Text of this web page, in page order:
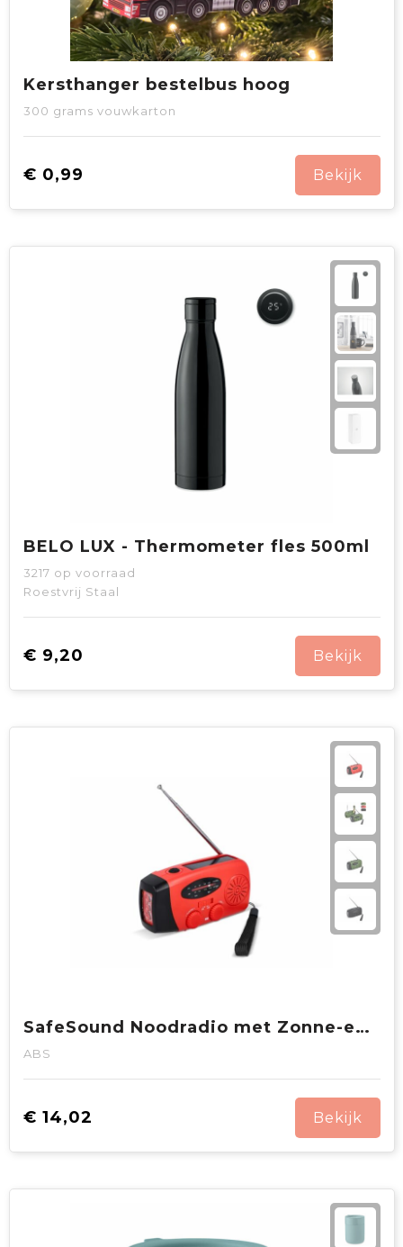
Kersthanger bestelbus hoog
300 grams vouwkarton
€ 0,99 Bekijk
BELO LUX - Thermometer fles 500ml
3217 op voorraad
Roestvrij Staal
€ 9,20 Bekijk
SafeSound Noodradio met Zonne-energie en Opwindbaar
ABS
€ 14,02 Bekijk